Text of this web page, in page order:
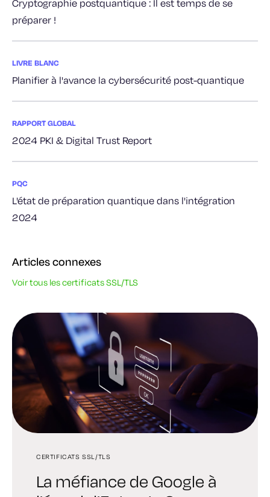
préparer !
LIVRE BLANC
Planifier à l'avance la cybersécurité post-quantique
RAPPORT GLOBAL
2024 PKI & Digital Trust Report
PQC
L'état de préparation quantique dans l'intégration
2024
Articles connexes
Voir tous les certificats SSL/TLS
CERTIFICATS SSL/TLS
La méfiance de Google à
GESTION DES CERTIFICATS
La façon la moins
GESTION DES CERTIFICATS
Comment renouveler et